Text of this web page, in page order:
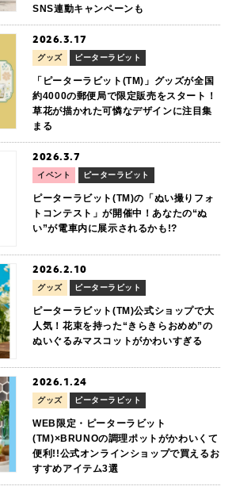
SNS連動キャンペーンも
2026.3.17
グッズ ピーターラビット
「ピーターラビット(TM)」グッズが全国
約4000の郵便局で限定販売をスタート！
草花が描かれた可憐なデザインに注目集
まる
2026.3.7
イベント ピーターラビット
ピーターラビット(TM)の「ぬい撮りフォ
トコンテスト」が開催中！あなたの“ぬ
い”が電車内に展示されるかも!?
2026.2.10
グッズ ピーターラビット
ピーターラビット(TM)公式ショップで大
人気！花束を持った“きらきらおめめ”の
ぬいぐるみマスコットがかわいすぎる
2026.1.24
グッズ ピーターラビット
WEB限定・ピーターラビット
(TM)×BRUNOの調理ポットがかわいくて
便利!!公式オンラインショップで買えるお
すすめアイテム3選